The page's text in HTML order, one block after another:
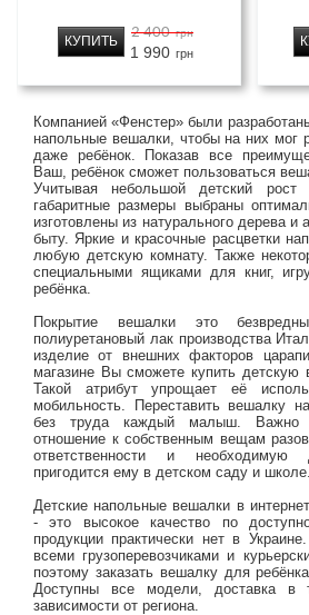
2 400 грн
1 990 грн
КУПИТЬ
Компанией «Фенстер» были
напольные вешалки, чтобы на них мог
даже ребёнок. Показав все
Ваш, ребёнок сможет пользоваться
Учитывая небольшой детский
габаритные размеры выбраны
изготовлены из натурального дерева
быту. Яркие и красочные расцветки
любую детскую комнату. Также
специальными ящиками для книг,
ребёнка.
Покрытие вешалки это
полиуретановый лак производства
изделие от внешних факторов
магазине Вы сможете купить детскую
Такой атрибут упрощает её
мобильность. Переставить вешалку
без труда каждый малыш. Важно
отношение к собственным вещам
ответственности и необходимую
пригодится ему в детском саду и школе.
Детские напольные вешалки в
- это высокое качество по
продукции практически нет в
всеми грузоперевозчиками и
поэтому заказать вешалку для
Доступны все модели, доставка в
зависимости от региона.